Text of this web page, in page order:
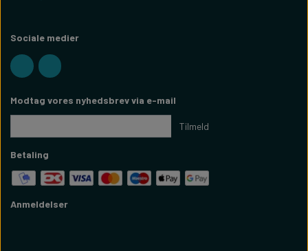
Sociale medier
Modtag vores nyhedsbrev via e-mail
Tilmeld
Betaling
Anmeldelser